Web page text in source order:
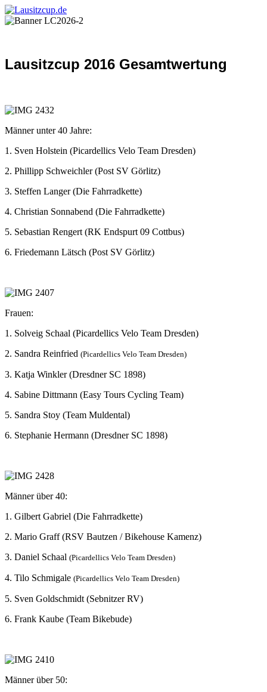
Lausitzcup 2016 Gesamtwertung
Männer unter 40 Jahre:
1. Sven Holstein (Picardellics Velo Team Dresden)
2. Phillipp Schweichler (Post SV Görlitz)
3. Steffen Langer (Die Fahrradkette)
4. Christian Sonnabend (Die Fahrradkette)
5. Sebastian Rengert (RK Endspurt 09 Cottbus)
6. Friedemann Lätsch (Post SV Görlitz)
Frauen:
1. Solveig Schaal (Picardellics Velo Team Dresden)
2. Sandra Reinfried (Picardellics Velo Team Dresden)
3. Katja Winkler (Dresdner SC 1898)
4. Sabine Dittmann (Easy Tours Cycling Team)
5. Sandra Stoy (Team Muldental)
6. Stephanie Hermann (Dresdner SC 1898)
Männer über 40:
1. Gilbert Gabriel (Die Fahrradkette)
2. Mario Graff (RSV Bautzen / Bikehouse Kamenz)
3. Daniel Schaal (Picardellics Velo Team Dresden)
4. Tilo Schmigale (Picardellics Velo Team Dresden)
5. Sven Goldschmidt (Sebnitzer RV)
6. Frank Kaube (Team Bikebude)
Männer über 50: